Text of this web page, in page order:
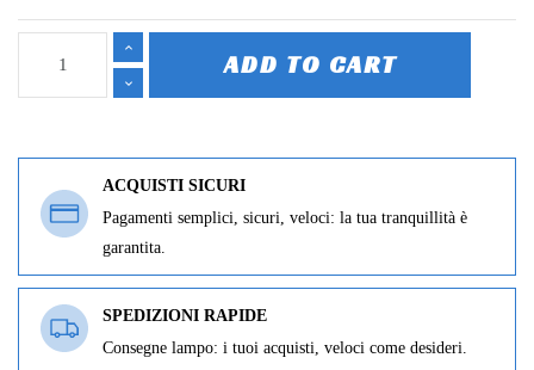
ADD TO CART
ACQUISTI SICURI
Pagamenti semplici, sicuri, veloci: la tua tranquillità è
garantita.
SPEDIZIONI RAPIDE
Consegne lampo: i tuoi acquisti, veloci come desideri.